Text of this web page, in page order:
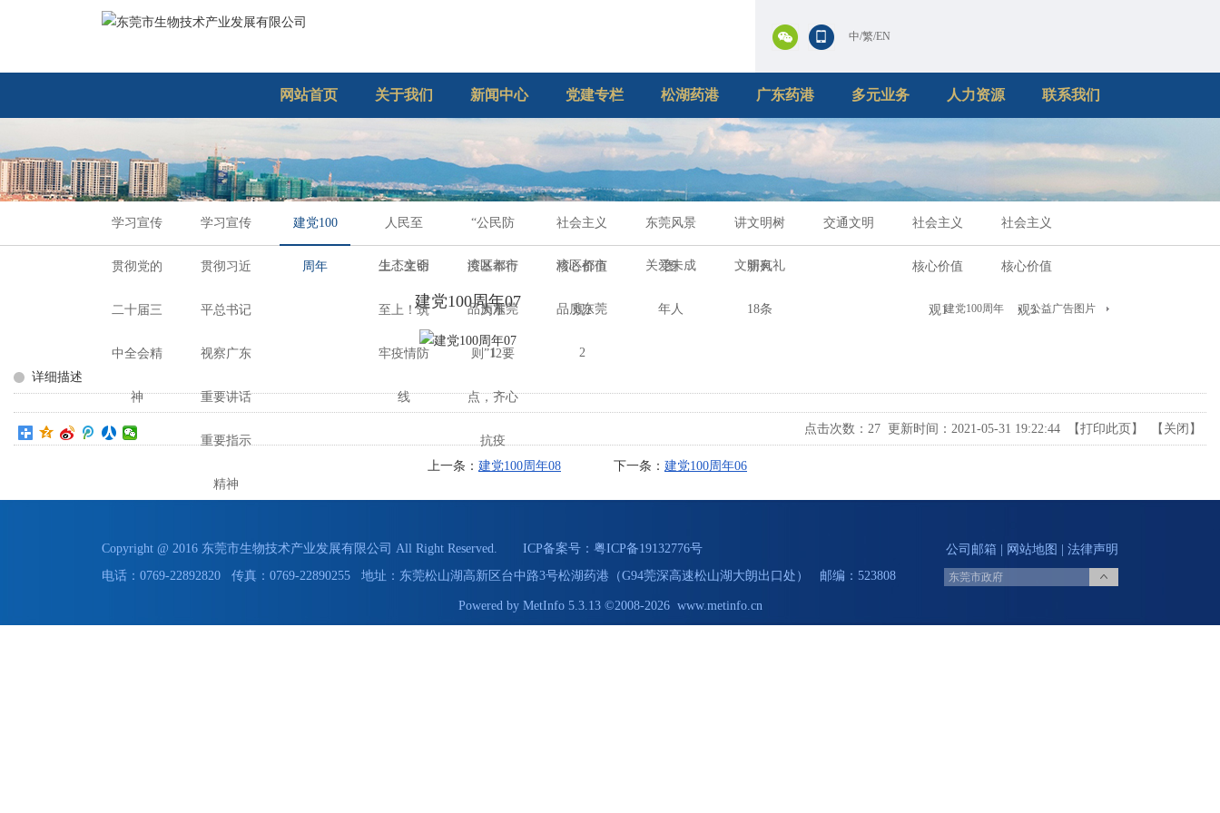
中/繁/EN
网站首页 关于我们 新闻中心 党建专栏 松湖药港 广东药港 多元业务 人力资源 联系我们
学习宣传
贯彻党的
二十届三
中全会精
神
学习宣传
贯彻习近
平总书记
视察广东
重要讲话
重要指示
精神
建党100
周年
人民至
上！生命
至上！筑
牢疫情防
线
“公民防
疫基本行
为准
则”12要
点，齐心
抗疫
社会主义
核心价值
观2
东莞风景
图
讲文明树
新风
交通文明 社会主义
核心价值
观1
社会主义
核心价值
观3
生态文明 湾区都市
品质东莞
1
湾区都市
品质东莞
2
关爱未成
年人
文明有礼
18条 建党100周年 公益广告图片
建党100周年07
详细描述
点击次数： 27 更新时间：2021-05-31 19:22:44 【打印此页 】 【 关闭 】
上一条： 建党100周年08 下一条： 建党100周年06
Copyright @ 2016 东莞市生物技术产业发展有限公司 All Right Reserved. ICP备案号： 粤ICP备19132776号
电话：0769-22892820 传真：0769-22890255 地址：东莞松山湖高新区台中路3号松湖药港（G94莞深高速松山湖大朗出口处） 邮编：523808
公司邮箱 网站地图 法律声明
Powered by MetInfo 5.3.13©2008-2026 www.metinfo.cn